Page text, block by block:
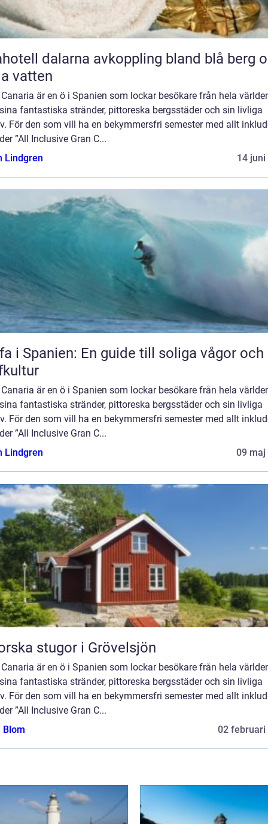
avkoppling bland blå berg och
vatten
är en ö i Spanien som lockar besökare från hela
fantastiska stränder, pittoreska bergsstäder och sin livliga
För den som vill ha en bekymmersfri semester med allt
”All Inclusive Gran C...
Lindgren
14 juni
i Spanien: En guide till soliga vågor och
är en ö i Spanien som lockar besökare från hela
fantastiska stränder, pittoreska bergsstäder och sin livliga
För den som vill ha en bekymmersfri semester med allt
”All Inclusive Gran C...
Lindgren
09 maj
stugor i Grövelsjön
är en ö i Spanien som lockar besökare från hela
fantastiska stränder, pittoreska bergsstäder och sin livliga
För den som vill ha en bekymmersfri semester med allt
”All Inclusive Gran C...
Blom
02 februari